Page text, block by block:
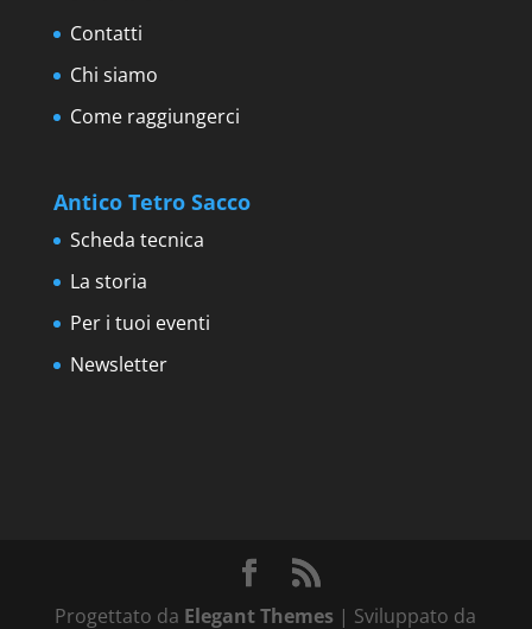
Contatti
Chi siamo
Come raggiungerci
Antico Tetro Sacco
Scheda tecnica
La storia
Per i tuoi eventi
Newsletter
Progettato da Elegant Themes | Sviluppato da